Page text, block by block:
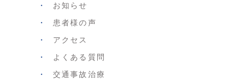
お知らせ
患者様の声
アクセス
よくある質問
交通事故治療